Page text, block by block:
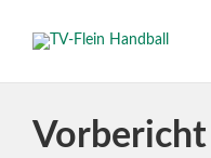
Vorbericht